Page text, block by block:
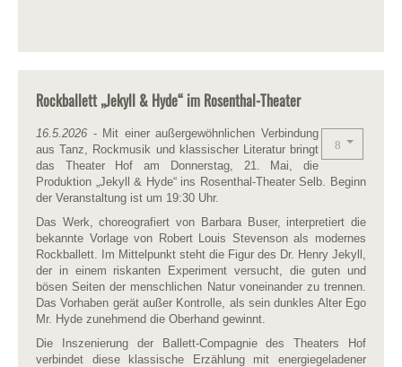
Rockballett „Jekyll & Hyde“ im Rosenthal-Theater
16.5.2026 - Mit einer außergewöhnlichen Verbindung
aus Tanz, Rockmusik und klassischer Literatur bringt
das Theater Hof am Donnerstag, 21. Mai, die
Produktion „Jekyll & Hyde“ ins Rosenthal-Theater Selb. Beginn
der Veranstaltung ist um 19:30 Uhr.
Das Werk, choreografiert von Barbara Buser, interpretiert die
bekannte Vorlage von Robert Louis Stevenson als modernes
Rockballett. Im Mittelpunkt steht die Figur des Dr. Henry Jekyll,
der in einem riskanten Experiment versucht, die guten und
bösen Seiten der menschlichen Natur voneinander zu trennen.
Das Vorhaben gerät außer Kontrolle, als sein dunkles Alter Ego
Mr. Hyde zunehmend die Oberhand gewinnt.
Die Inszenierung der Ballett-Compagnie des Theaters Hof
verbindet diese klassische Erzählung mit energiegeladener